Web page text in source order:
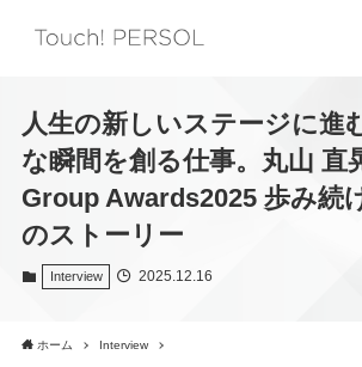
人生の新しいステージに進
な瞬間を創る仕事。丸山 直
Group Awards2025 歩み続
のストーリー
Interview 2025.12.16
ホーム Interview